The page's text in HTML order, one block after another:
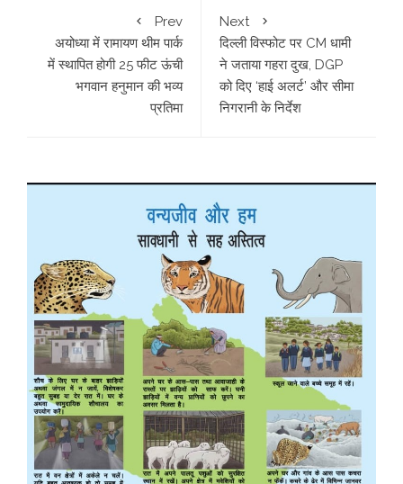
Prev
अयोध्या में रामायण थीम पार्क
में स्थापित होगी 25 फीट ऊंची
भगवान हनुमान की भव्य
प्रतिमा
Next
दिल्ली विस्फोट पर CM धामी
ने जताया गहरा दुख, DGP
को दिए ‘हाई अलर्ट’ और सीमा
निगरानी के निर्देश